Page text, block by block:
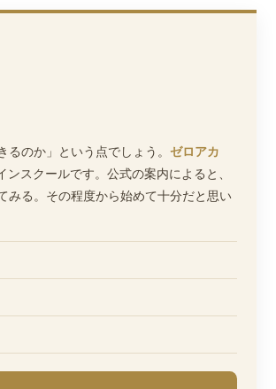
のか」という点でしょう。 ゼロアカ
スクールです。公式の案内によると、
みる。その程度から始めて十分だと思い